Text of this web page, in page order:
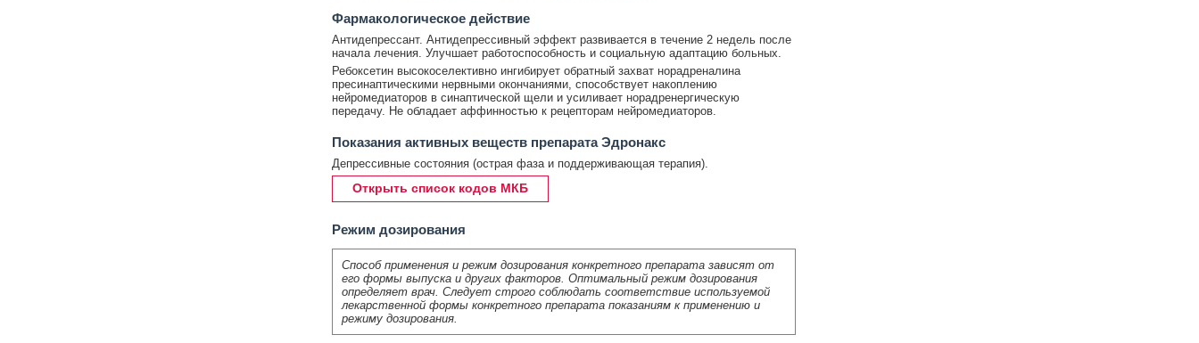
Фармакологическое действие
Антидепрессант. Антидепрессивный эффект развивается в течение 2 недель после
начала лечения. Улучшает работоспособность и социальную адаптацию больных.
Ребоксетин высокоселективно ингибирует обратный захват норадреналина
пресинаптическими нервными окончаниями, способствует накоплению
нейромедиаторов в синаптической щели и усиливает норадренергическую
передачу. Не обладает аффинностью к рецепторам нейромедиаторов.
Показания активных веществ препарата Эдронакс
Депрессивные состояния (острая фаза и поддерживающая терапия).
Открыть список кодов МКБ
Режим дозирования
Способ применения и режим дозирования конкретного препарата зависят от
его формы выпуска и других факторов. Оптимальный режим дозирования
определяет врач. Следует строго соблюдать соответствие используемой
лекарственной формы конкретного препарата показаниям к применению и
режиму дозирования.